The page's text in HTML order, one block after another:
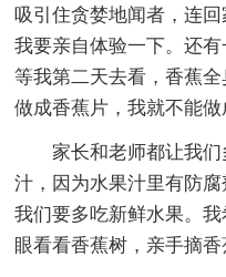
吸引住贪婪地闻者，连
我要亲自体验一下。还
等我第二天去看，香蕉
做成香蕉片，我就不能做
家长和老师都让我
汁，因为水果汁里有防
我们要多吃新鲜水果。
眼看看香蕉树，亲手摘香